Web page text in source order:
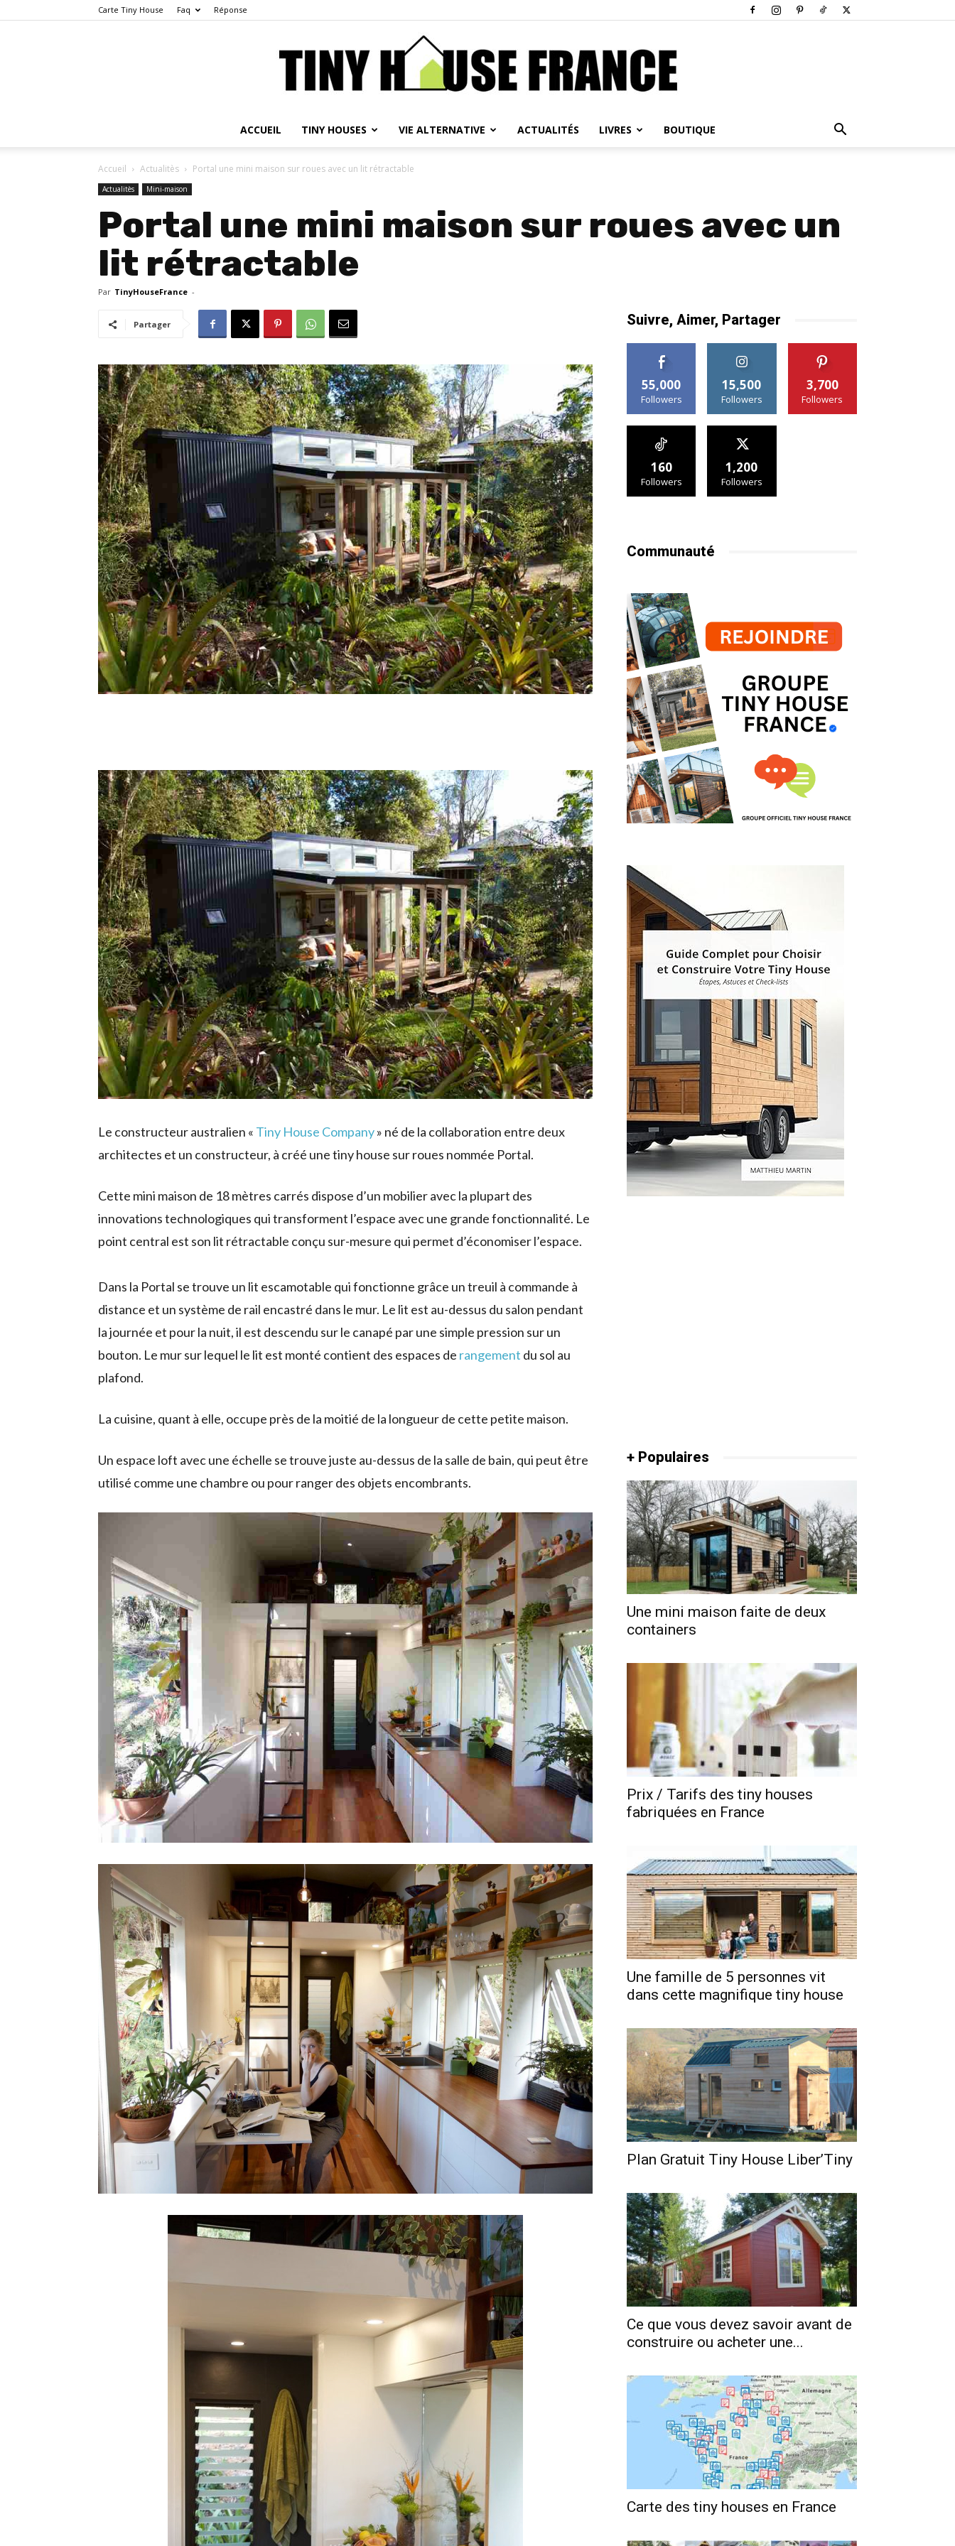
Carte Tiny House Faq Réponse
House
ACCUEIL TINY HOUSES VIE ALTERNATIVE ACTUALITÉS LIVRES BOUTIQUE
Accueil Actualitès Portal une mini maison sur roues avec un lit rétractable
Actualitès Mini-maison
Portal une mini maison sur roues avec un
lit rétractable
Par TinyHouseFrance -
Partager
Le constructeur australien « Tiny House Company» né de la collaboration entre deux
architectes et un constructeur, à créé une tiny house sur roues nommée Portal.
Cette mini maison de 18 mètres carrés dispose d’un mobilier avec la plupart des
innovations technologiques qui transforment l’espace avec une grande fonctionnalité. Le
point central est son lit rétractable conçu sur-mesure qui permet d’économiser l’espace.
Dans la Portal se trouve un lit escamotable qui fonctionne grâce un treuil à commande à
distance et un système de rail encastré dans le mur. Le lit est au-dessus du salon pendant
la journée et pour la nuit, il est descendu sur le canapé par une simple pression sur un
bouton. Le mur sur lequel le lit est monté contient des espaces de rangement du sol au
plafond.
La cuisine, quant à elle, occupe près de la moitié de la longueur de cette petite maison.
Un espace loft avec une échelle se trouve juste au-dessus de la salle de bain, qui peut être
utilisé comme une chambre ou pour ranger des objets encombrants.
Suivre, Aimer, Partager
55,000
Followers
15,500
Followers
3,700
Followers
160
Followers
1,200
Followers
Communauté
+ Populaires
Une mini maison faite de deux
containers
Prix / Tarifs des tiny houses
fabriquées en France
Une famille de 5 personnes vit
dans cette magnifique tiny house
Plan Gratuit Tiny House Liber’Tiny
Ce que vous devez savoir avant de
construire ou acheter une...
Carte des tiny houses en France